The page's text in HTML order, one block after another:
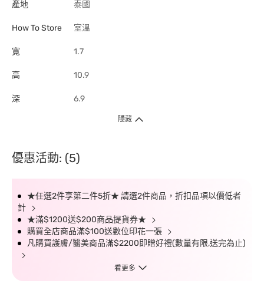
產地
泰國
How To Store 室溫
寬 1.7
高 10.9
深 6.9
隱藏
優惠活動: (5)
★任選2件享第二件5折★ 請選2件商品，折扣品項以價低者
計
★滿$1200送$200商品提貨券★
購買全店商品滿$100送數位印花一張
凡購買護膚/醫美商品滿$2200即贈好禮(數量有限,送完為止)
看更多